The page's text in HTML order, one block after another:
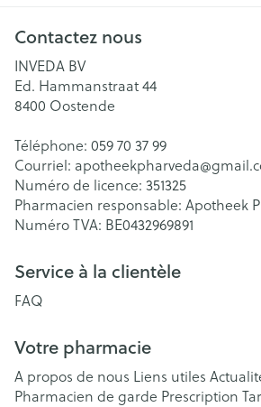
Contactez nous
INVEDA BV
Ed. Hammanstraat 44
8400 Oostende
Téléphone: 059 70 37 99
Courriel: apotheekpharveda@
Numéro de licence: 351325
Pharmacien responsable: Apotheek
Numéro TVA: BE0432969891
Service à la clientèle
FAQ
Votre pharmacie
A propos de nous Liens utiles
Pharmacien de garde Prescription